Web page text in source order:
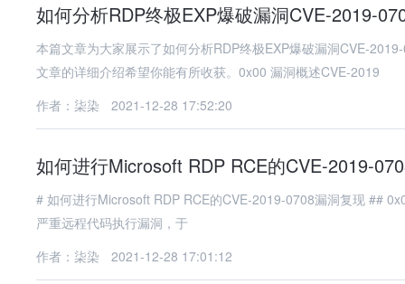
如何分析RDP终极EXP爆破漏洞CVE-2019-
本篇文章为大家展示了如何分析RDP终极EXP爆破漏洞CVE-
文章的详细介绍希望你能有所收获。0x00 漏洞概述CVE-2019
作者：柒染
2021-12-28 17:52:20
如何进行Microsoft RDP RCE的CVE-2019-
# 如何进行Microsoft RDP RCE的CVE-2019-0708漏洞复现 ## 0x00 漏洞背景 CVE-2019-0708是微软远程桌面服务（RDP）中的一个
严重远程代码执行漏洞，于
作者：柒染
2021-12-28 17:01:12